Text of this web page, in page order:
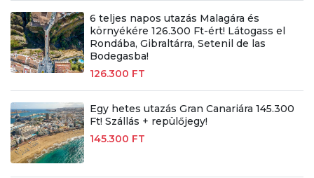
6 teljes napos utazás Malagára és
környékére 126.300 Ft-ért! Látogass el
Rondába, Gibraltárra, Setenil de las
Bodegasba!
126.300 FT
Egy hetes utazás Gran Canariára 145.300
Ft! Szállás + repülőjegy!
145.300 FT